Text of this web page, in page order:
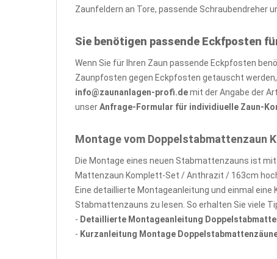
Zaunfeldern an Tore, passende Schraubendreher
Sie benötigen passende Eckfposten
Wenn Sie für Ihren Zaun passende Eckpfosten
Zaunpfosten gegen Eckpfosten getauscht
info@zaunanlagen-profi.demit der Angabe der
unserAnfrage-Formular für individiuelle Zaun-
Montage vom Doppelstabmattenzaun
Die Montage eines neuen Stabmattenzauns ist
Mattenzaun Komplett-Set / Anthrazit / 163cm
Eine detaillierte Montageanleitung und einmal
Stabmattenzauns zu lesen. So erhalten Sie viele
- Detaillierte Montageanleitung
- Kurzanleitung Montage Doppelstabmattenzäune